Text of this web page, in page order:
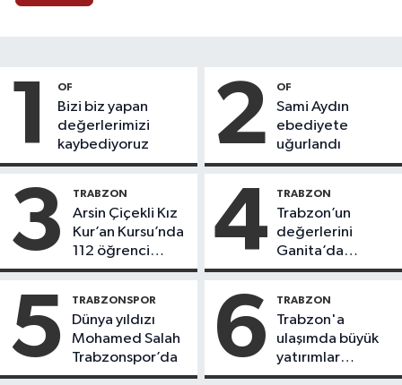
1 OF
Bizi biz yapan
değerlerimizi
kaybediyoruz
2 OF
Sami Aydın
ebediyete
uğurlandı
3 TRABZON
Arsin Çiçekli Kız
Kur’an Kursu’nda
112 öğrenci
icazet aldı
4 TRABZON
Trabzon’un
değerlerini
Ganita’da
yaşatıyoruz
5 TRABZONSPOR
Dünya yıldızı
Mohamed Salah
Trabzonspor’da
6 TRABZON
Trabzon'a
ulaşımda büyük
yatırımlar
yapılıyor